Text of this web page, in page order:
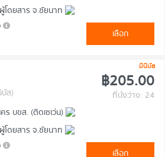
โดยสาร จ.ชัยนาท
เลือก
มินิบัส
ส)
฿205.00
ที่นั่งว่าง: 24
บขส. (ติดเซเว่น)
โดยสาร จ.ชัยนาท
เลือก